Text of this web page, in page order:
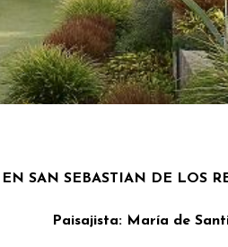
SAN SEBASTIAN DE LOS
Paisajista: María de